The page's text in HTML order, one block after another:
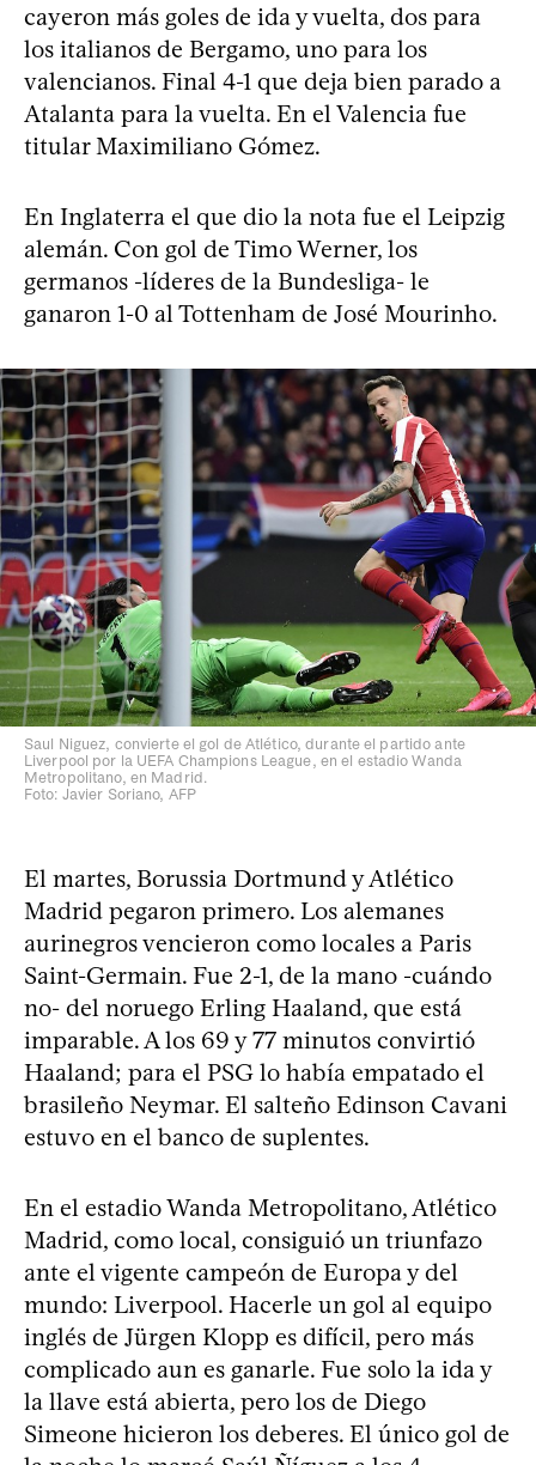
cayeron más goles de ida y vuelta, dos para
los italianos de Bergamo, uno para los
valencianos. Final 4-1 que deja bien parado a
Atalanta para la vuelta. En el Valencia fue
titular Maximiliano Gómez.
En Inglaterra el que dio la nota fue el Leipzig
alemán. Con gol de Timo Werner, los
germanos -líderes de la Bundesliga- le
ganaron 1-0 al Tottenham de José Mourinho.
Saul Niguez, convierte el gol de Atlético, durante el partido ante
Liverpool por la UEFA Champions League, en el estadio Wanda
Metropolitano, en Madrid.
Foto: Javier Soriano, AFP
El martes, Borussia Dortmund y Atlético
Madrid pegaron primero. Los alemanes
aurinegros vencieron como locales a Paris
Saint-Germain. Fue 2-1, de la mano -cuándo
no- del noruego Erling Haaland, que está
imparable. A los 69 y 77 minutos convirtió
Haaland; para el PSG lo había empatado el
brasileño Neymar. El salteño Edinson Cavani
estuvo en el banco de suplentes.
En el estadio Wanda Metropolitano, Atlético
Madrid, como local, consiguió un triunfazo
ante el vigente campeón de Europa y del
mundo: Liverpool. Hacerle un gol al equipo
inglés de Jürgen Klopp es difícil, pero más
complicado aun es ganarle. Fue solo la ida y
la llave está abierta, pero los de Diego
Simeone hicieron los deberes. El único gol de